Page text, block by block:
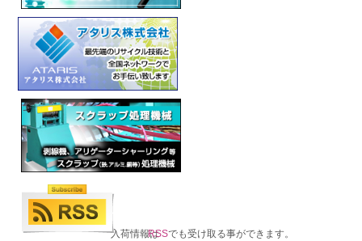
入荷情報はRSSでも受け取る事ができます。